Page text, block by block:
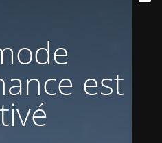
est